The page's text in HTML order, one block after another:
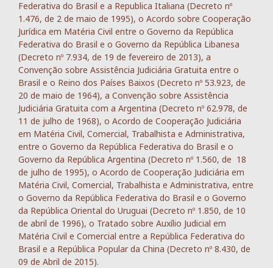
Federativa do Brasil e a Republica Italiana (Decreto nº
1.476, de 2 de maio de 1995), o Acordo sobre Cooperação
Jurídica em Matéria Civil entre o Governo da República
Federativa do Brasil e o Governo da República Libanesa
(Decreto nº 7.934, de 19 de fevereiro de 2013), a
Convenção sobre Assistência Judiciária Gratuita entre o
Brasil e o Reino dos Países Baixos (Decreto nº 53.923, de
20 de maio de 1964), a Convenção sobre Assistência
Judiciária Gratuita com a Argentina (Decreto nº 62.978, de
11 de julho de 1968), o Acordo de Cooperação Judiciária
em Matéria Civil, Comercial, Trabalhista e Administrativa,
entre o Governo da República Federativa do Brasil e o
Governo da República Argentina (Decreto nº 1.560, de 18
de julho de 1995), o Acordo de Cooperação Judiciária em
Matéria Civil, Comercial, Trabalhista e Administrativa, entre
o Governo da República Federativa do Brasil e o Governo
da República Oriental do Uruguai (Decreto nº 1.850, de 10
de abril de 1996), o Tratado sobre Auxílio Judicial em
Matéria Civil e Comercial entre a República Federativa do
Brasil e a República Popular da China (Decreto nº 8.430, de
09 de Abril de 2015).